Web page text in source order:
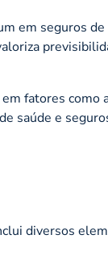
em seguros
fatores como
saúde e
diversos